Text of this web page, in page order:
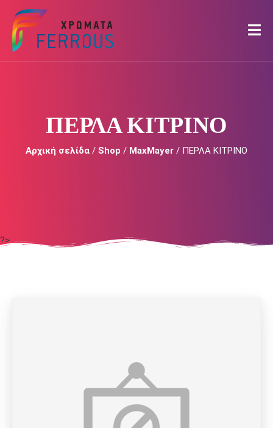
ΠΕΡΛΑ ΚΙΤΡΙΝΟ
Αρχική σελίδα / Shop / MaxMayer / ΠΕΡΛΑ ΚΙΤΡΙΝΟ
?>